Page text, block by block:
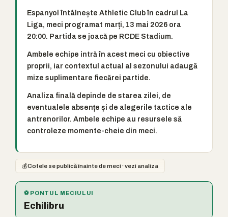
Espanyol întâlnește Athletic Club în cadrul La
Liga, meci programat marți, 13 mai 2026 ora
20:00. Partida se joacă pe RCDE Stadium.
Ambele echipe intră în acest meci cu obiective
proprii, iar contextul actual al sezonului adaugă
mize suplimentare fiecărei partide.
Analiza finală depinde de starea zilei, de
eventualele absențe și de alegerile tactice ale
antrenorilor. Ambele echipe au resursele să
controleze momente-cheie din meci.
💰Cotele se publică înainte de meci · vezi analiza
⚽ PONTUL MECIULUI
Echilibru